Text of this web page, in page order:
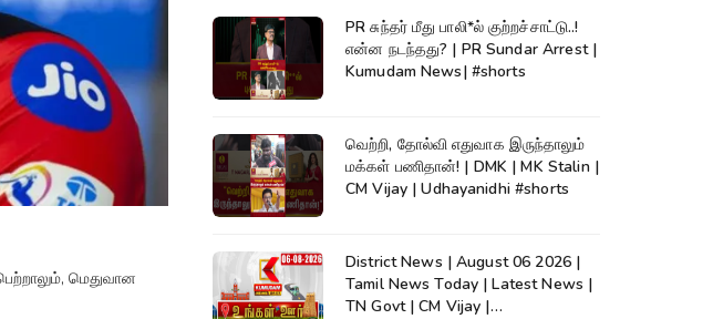
மெதுவான
PR சுந்தர் மீது பாலி*ல் குற்றச்சாட்டு..!
என்ன நடந்தது? | PR Sundar Arrest |
Kumudam News| #shorts
வெற்றி, தோல்வி எதுவாக இருந்தாலும்
மக்கள் பணிதான்! | DMK | MK Stalin |
CM Vijay | Udhayanidhi #shorts
District News | August 06 2026 |
Tamil News Today | Latest News |
TN Govt | CM Vijay |